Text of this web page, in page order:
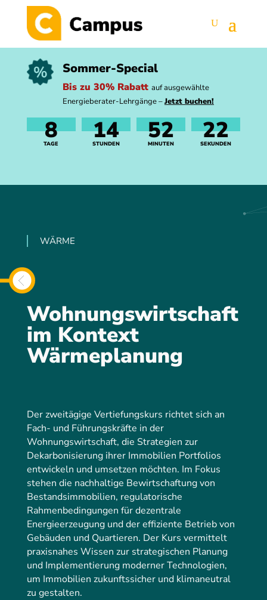
Sommer-Special
Bis zu 30% Rabatt auf ausgewählte
Energieberater-Lehrgänge –Jetzt buchen!
8
TAGE 14
STUNDEN 52
MINUTEN 21
SEKUNDEN
WÄRME
Wohnungswirtschaft
im Kontext
Wärmeplanung
Der zweitägige Vertiefungskurs richtet sich an
Fach- und Führungskräfte in der
Wohnungswirtschaft, die Strategien zur
Dekarbonisierung ihrer Immobilien Portfolios
entwickeln und umsetzen möchten. Im Fokus
stehen die nachhaltige Bewirtschaftung von
Bestandsimmobilien, regulatorische
Rahmenbedingungen für dezentrale
Energieerzeugung und der effiziente Betrieb von
Gebäuden und Quartieren. Der Kurs vermittelt
praxisnahes Wissen zur strategischen Planung
und Implementierung moderner Technologien,
um Immobilien zukunftssicher und klimaneutral
zu gestalten.